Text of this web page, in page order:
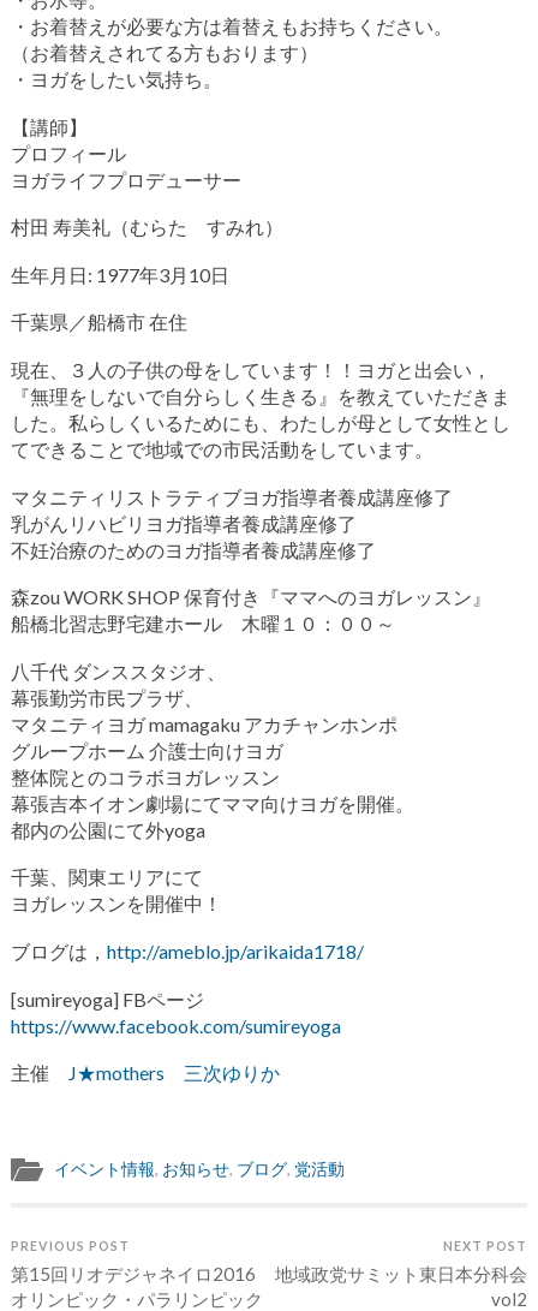
・お着替えが必要な方は着替えもお持ちください。
（お着替えされてる方もおります）
・ヨガをしたい気持ち。
【講師】
プロフィール
ヨガライフプロデューサー
村田 寿美礼（むらた すみれ）
生年月日: 1977年3月10日
千葉県／船橋市 在住
現在、３人の子供の母をしています！！ヨガと出会い，
『無理をしないで自分らしく生きる』を教えていただきま
した。私らしくいるためにも、わたしが母として女性とし
てできることで地域での市民活動をしています。
マタニティリストラティブヨガ指導者養成講座修了
乳がんリハビリヨガ指導者養成講座修了
不妊治療のためのヨガ指導者養成講座修了
森zou WORK SHOP 保育付き『ママへのヨガレッスン』
船橋北習志野宅建ホール 木曜１０：００～
八千代 ダンススタジオ、
幕張勤労市民プラザ、
マタニティヨガ mamagaku アカチャンホンポ
グループホーム 介護士向けヨガ
整体院とのコラボヨガレッスン
幕張吉本イオン劇場にてママ向けヨガを開催。
都内の公園にて外yoga
千葉、関東エリアにて
ヨガレッスンを開催中！
ブログは， http://ameblo.jp/arikaida1718/
[sumireyoga] FBページ
https://www.facebook.com/sumireyoga
主催 J★mothers 三次ゆりか
イベント情報, お知らせ, ブログ, 党活動
PREVIOUS POST
第15回リオデジャネイロ2016
オリンピック・パラリンピック
NEXT POST
地域政党サミット東日本分科会
vol2